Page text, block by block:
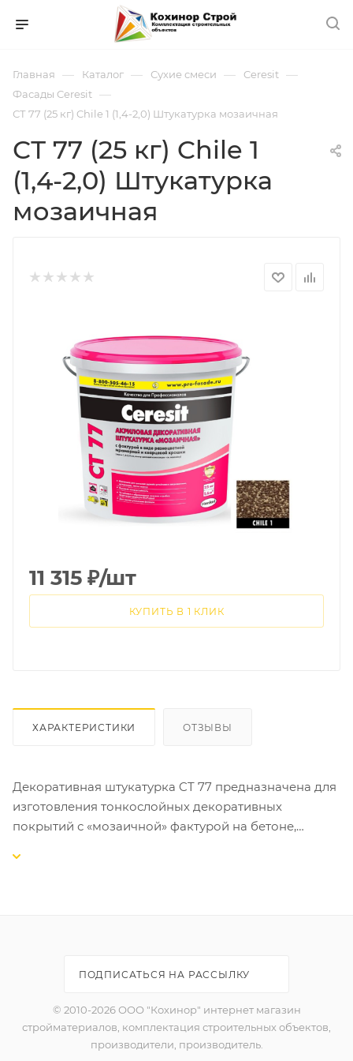
Главная — Каталог — Сухие смеси — Ceresit —
Фасады Ceresit —
СТ 77 (25 кг) Chile 1 (1,4-2,0) Штукатурка мозаичная
СТ 77 (25 кг) Chile 1
(1,4-2,0) Штукатурка
мозаичная
11 315 ₽/шт
КУПИТЬ В 1 КЛИК
ХАРАКТЕРИСТИКИ ОТЗЫВЫ
Декоративная штукатурка CT 77 предназначена для
изготовления тонкослойных декоративных
покрытий с «мозаичной» фактурой на бетоне,
-устойчива к истиранию и загрязнению;
-атмосферо- и морозостойкая;
-пригодна для внутренних и наружных работ;
-экологически безопасна.
ПОДПИСАТЬСЯ НА РАССЫЛКУ
© 2010-2026 ООО "Кохинор" интернет магазин
стройматериалов, комплектация строительных объектов,
производители, производитель.